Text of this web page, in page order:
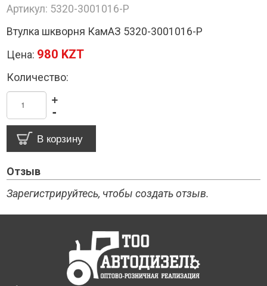
Артикул: 5320-3001016-Р
Втулка шкворня КамАЗ 5320-3001016-Р
Цена: 980 KZT
Количество:
-
+
Отзыв
Зарегистрируйтесь, чтобы создать отзыв.